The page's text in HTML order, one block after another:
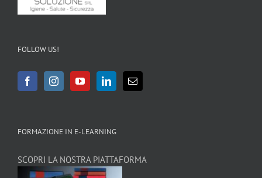
FOLLOW US!
FORMAZIONE IN E-LEARNING
SCOPRI LA NOSTRA PIATTAFORMA